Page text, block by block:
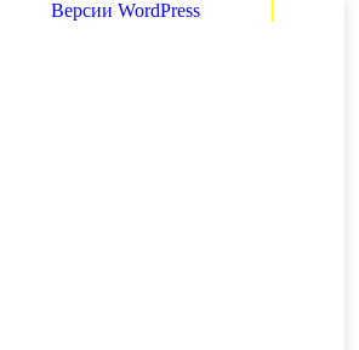
Версии WordPress